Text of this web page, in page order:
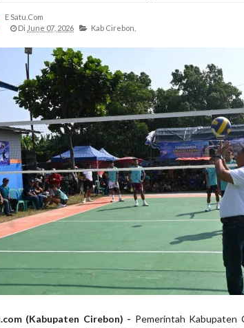
E Satu.com
Di June 07, 2026 Kab Cirebon,
(Kabupaten Cirebon) - Pemerintah Kabupaten